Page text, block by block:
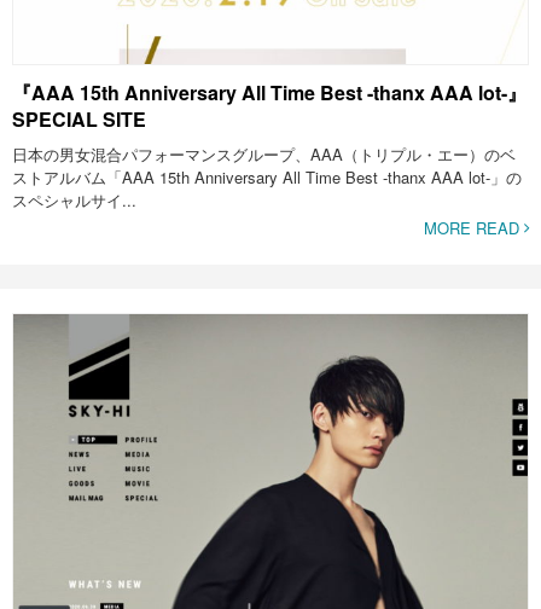
『AAA 15th Anniversary All Time Best -thanx AAA lot-』
SPECIAL SITE
日本の男女混合パフォーマンスグループ、AAA（トリプル・エー）のベ
ストアルバム「AAA 15th Anniversary All Time Best -thanx AAA lot-」の
スペシャルサイ...
MORE READ